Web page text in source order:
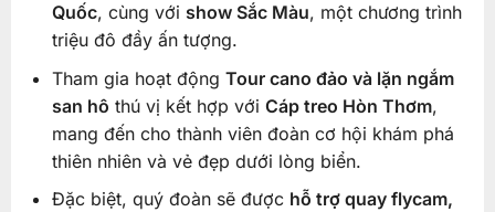
Quốc, cùng với show Sắc Màu, một chương trình
triệu đô đầy ấn tượng.
Tham gia hoạt động Tour cano đảo và lặn ngắm
san hô thú vị kết hợp với Cáp treo Hòn Thơm,
mang đến cho thành viên đoàn cơ hội khám phá
thiên nhiên và vẻ đẹp dưới lòng biển.
Đặc biệt, quý đoàn sẽ được hỗ trợ quay flycam,